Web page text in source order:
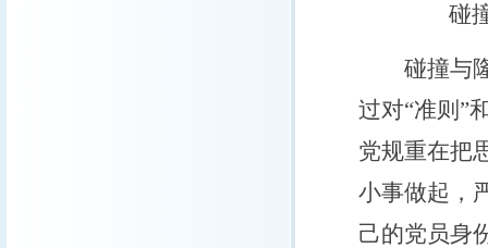
碰
碰撞与隆
过对“准则”
党规重在把
小事做起，
己的党员身